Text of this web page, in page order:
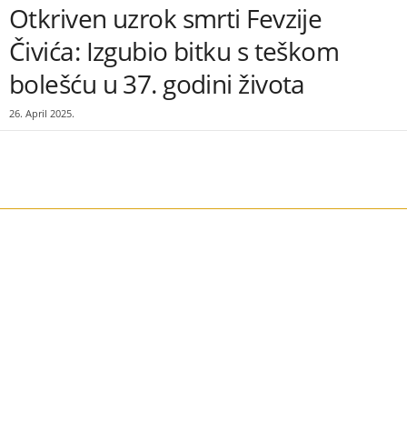
Otkriven uzrok smrti Fevzije
Čivića: Izgubio bitku s teškom
bolešću u 37. godini života
26. April 2025.